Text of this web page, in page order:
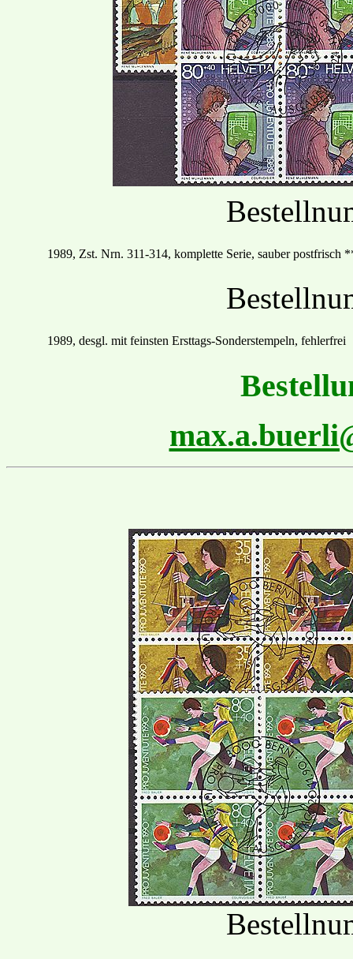
1989, Zst. Nrn. 311-314, komplette Serie, sauber postfrisch
1989, desgl. mit feinsten Ersttags-Sonderstempeln, fehlerfrei